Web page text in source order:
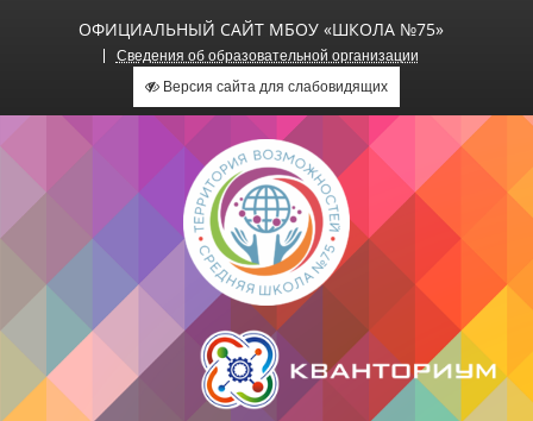
ОФИЦИАЛЬНЫЙ САЙТ МБОУ «ШКОЛА №75»
Сведения об образовательной организации
Версия сайта для слабовидящих
Официальный сайт МБОУ
«Школа №75»